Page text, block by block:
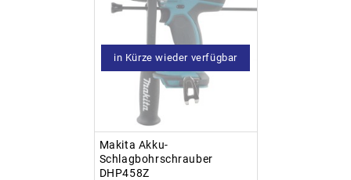
in Kürze wieder verfügbar
Makita Akku-
Schlagbohrschrauber
DHP458Z